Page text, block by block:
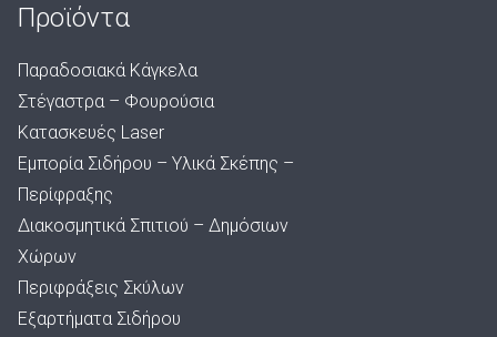
Προϊόντα
Παραδοσιακά Κάγκελα
Στέγαστρα – Φουρούσια
Κατασκευές Laser
Εμπορία Σιδήρου – Υλικά Σκέπης –
Περίφραξης
Διακοσμητικά Σπιτιού – Δημόσιων
Χώρων
Περιφράξεις Σκύλων
Εξαρτήματα Σιδήρου